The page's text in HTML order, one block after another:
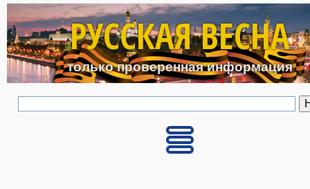
Перейти к основному
РУССКАЯ ВЕСНА
только проверенная информация